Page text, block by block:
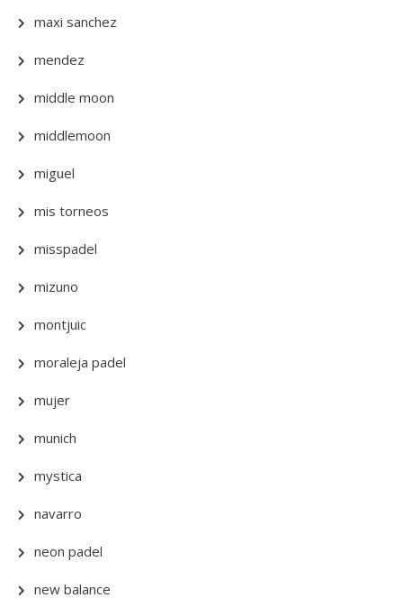
maxi sanchez
mendez
middle moon
middlemoon
miguel
mis torneos
misspadel
mizuno
montjuic
moraleja padel
mujer
munich
mystica
navarro
neon padel
new balance